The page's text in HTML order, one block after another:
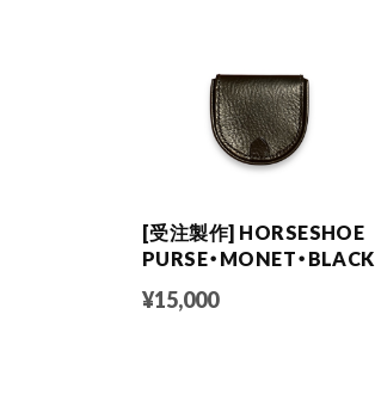
[受注製作] HORSESHOE
PURSE・MONET・BLACK
¥15,000